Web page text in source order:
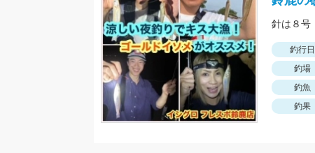
針は８号
釣行日
釣場
釣魚
釣果